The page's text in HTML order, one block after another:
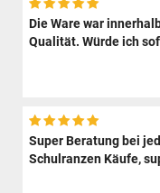
Die Ware war
Qualität. Würde ich
Super Beratung bei
Schulranzen Käufe,